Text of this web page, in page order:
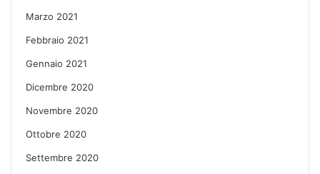
Marzo 2021
Febbraio 2021
Gennaio 2021
Dicembre 2020
Novembre 2020
Ottobre 2020
Settembre 2020